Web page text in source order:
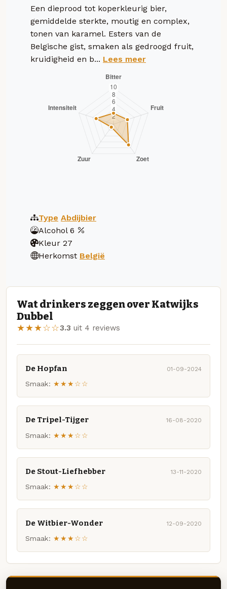
Een dieprood tot koperkleurig bier,
gemiddelde sterkte, moutig en complex,
tonen van karamel. Esters van de
Belgische gist, smaken als gedroogd fruit,
kruidigheid en b... Lees meer
Type Abdijbier
Alcohol 6
Kleur 27
Herkomst België
Wat drinkers zeggen over Katwijks
Dubbel
★★★☆☆3.3 uit 4 reviews
De Hopfan 01-09-2024
Smaak: ★★★☆☆
De Tripel-Tijger 16-08-2020
Smaak: ★★★☆☆
De Stout-Liefhebber 13-11-2020
Smaak: ★★★☆☆
De Witbier-Wonder 12-09-2020
Smaak: ★★★☆☆